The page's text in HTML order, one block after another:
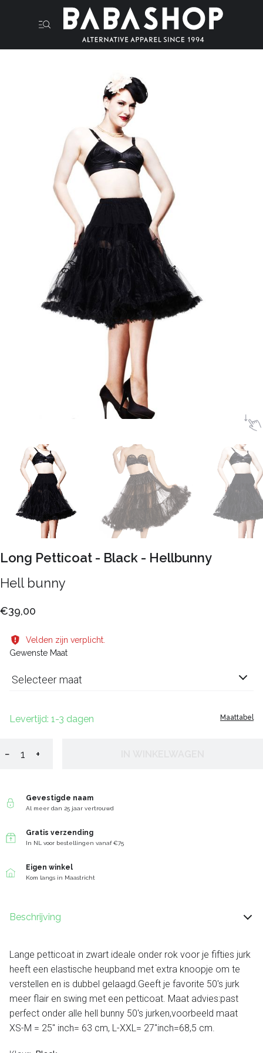
Long Petticoat - Black - Hellbunny
Hell bunny
€39,00
Velden zijn verplicht.
Gewenste Maat
Selecteer maat
Maattabel
Levertijd: 1-3 dagen
− +
Gevestigde naam
Al meer dan 25 jaar vertrouwd
Gratis verzending
In NL voor bestellingen vanaf €75
Eigen winkel
Kom langs in Maastricht
Beschrijving
Lange petticoat in zwart ideale onder rok voor je fifties jurk
heeft een elastische heupband met extra knoopje om te
verstellen en is dubbel gelaagd.Geeft je favorite 50's jurk
meer flair en swing met een petticoat. Maat advies:past
perfect onder alle hell bunny 50's jurken,voorbeeld maat
XS-M = 25'' inch= 63 cm, L-XXL= 27''inch=68,5 cm.